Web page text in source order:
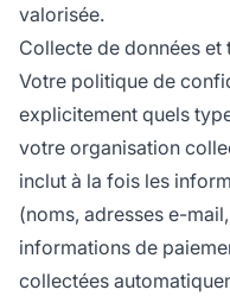
valorisée.
Collecte de données
Votre politique de
explicitement quels
votre organisation
inclut à la fois les
(noms, adresses e-
informations de
collectées